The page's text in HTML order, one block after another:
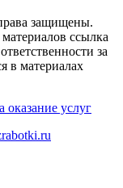
защищены.
ссылка
за
в материалах
оказание услуг